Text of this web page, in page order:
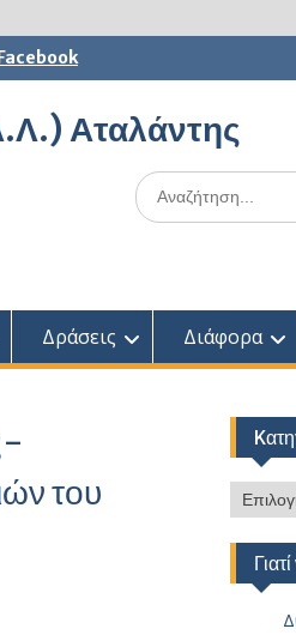
Αταλάντης
Search
for:
Δράσεις Διάφορα
του